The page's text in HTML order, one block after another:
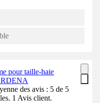
pour taille-haie
des avis : 5 de 5
1 Avis client.